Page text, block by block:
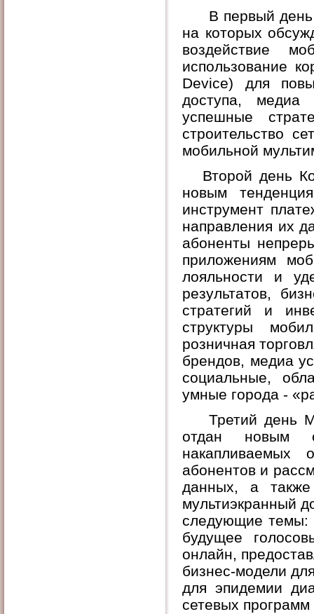
В первый
на которых
воздействие
использование
Device) для
доступа, медиа
успешные
строительство
мобильной
Второй день
новым
инструмент
направления их
абоненты
приложениям
лояльности и
результатов,
стратегий и
структуры
розничная
брендов, медиа
социальные,
умные города -
Третий день
отдан новым
накапливаемых
абонентов и
данных, а
мультиэкранный
следующие темы:
будущее
онлайн,
бизнес-модели
для эпидемии
сетевых программ